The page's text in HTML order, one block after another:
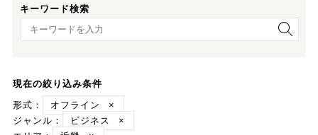
キーワード検索
キーワード検索
現在の絞り込み条件
形式：
オフライン
×
ジャンル：
ビジネス
×